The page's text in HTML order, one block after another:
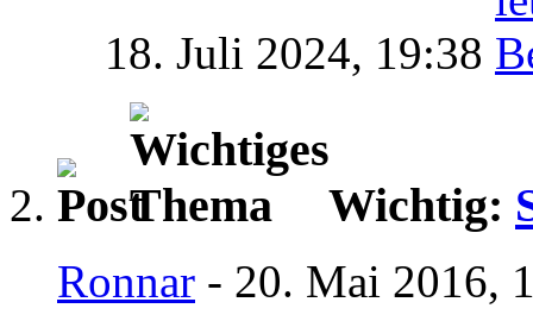
18. Juli 2024, 19:38
Wichtig:
Ronnar - 20. Mai 2016,